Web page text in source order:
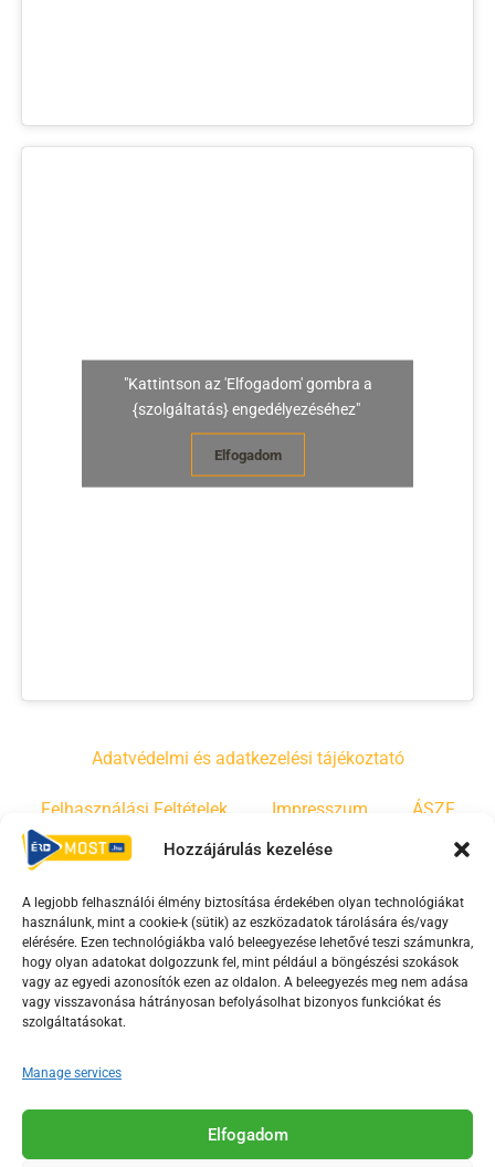
Hozzájárulás kezelése
A legjobb felhasználói élmény biztosítása érdekében olyan technológiákat
használunk, mint a cookie-k (sütik) az eszközadatok tárolására és/vagy
elérésére. Ezen technológiákba való beleegyezése lehetővé teszi számunkra,
hogy olyan adatokat dolgozzunk fel, mint például a böngészési szokások
vagy az egyedi azonosítók ezen az oldalon. A beleegyezés meg nem adása
vagy visszavonása hátrányosan befolyásolhat bizonyos funkciókat és
szolgáltatásokat.
Manage services
Elfogadom
"Kattintson az 'Elfogadom' gombra a
{szolgáltatás} engedélyezéséhez"
Elfogadom
Adatvédelmi és adatkezelési tájékoztató
Felhasználási Feltételek Impresszum ÁSZF
Irányelvek Moderálási szabályzat
F
a
c
e
o
o
Y
o
u
t
b
e
T
i
k
Az Érd Média médiaszolgáltatási tevékenységét a
Médiatanács a Magyar Média Mecenatúra program